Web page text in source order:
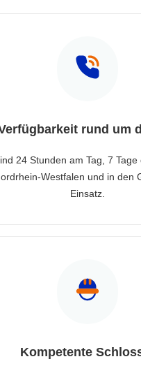
rund um
24 Stunden am Tag, 7 Tage
Westfalen und in den
Einsatz.
Kompetente